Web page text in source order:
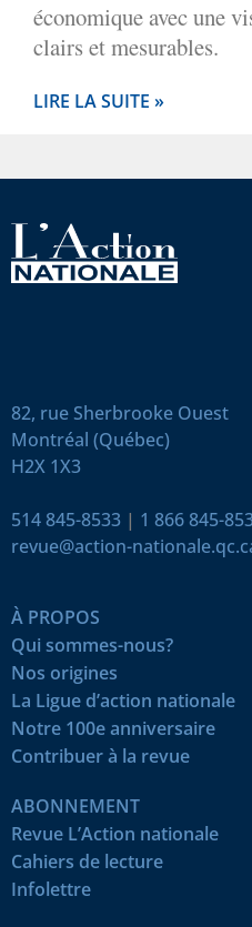
économique avec une
clairs et mesurables.
LIRE LA SUITE »
82, rue Sherbrooke Ouest
Montréal (Québec)
H2X 1X3
514 845-8533 | 1 866 845-
revue@action-
À PROPOS
Qui sommes-nous?
Nos origines
La Ligue d’action nationale
Notre 100e anniversaire
Contribuer à la revue
ABONNEMENT
Revue L’Action nationale
Cahiers de lecture
Infolettre